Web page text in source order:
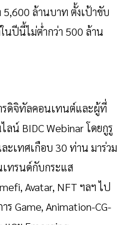
5,600 ล้านบาท ตั้งเป้าขับ
ปีนี้ไม่ต่ำกว่า 500 ล้าน
รดิจิทัลคอนเทนต์และผู้ที่
น์ BIDC Webinar โดยกูรู
เทศเกือบ 30 ท่าน มาร่วม
ทรนด์กับกระแส
Avatar, NFT ฯลฯ ไป
ร Game, Animation-CG-